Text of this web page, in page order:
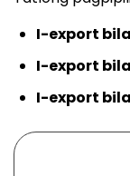
I-export
I-export
I-export